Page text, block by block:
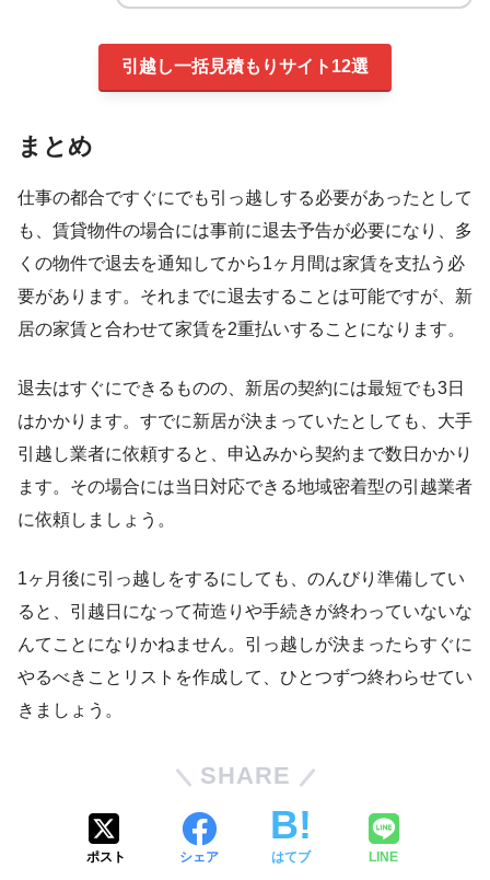
引越し一括見積もりサイト12選
まとめ
仕事の都合ですぐにでも引っ越しする必要があったとして
も、賃貸物件の場合には事前に退去予告が必要になり、多
くの物件で退去を通知してから1ヶ月間は家賃を支払う必
要があります。それまでに退去することは可能ですが、新
居の家賃と合わせて家賃を2重払いすることになります。
退去はすぐにできるものの、新居の契約には最短でも3日
はかかります。すでに新居が決まっていたとしても、大手
引越し業者に依頼すると、申込みから契約まで数日かかり
ます。その場合には当日対応できる地域密着型の引越業者
に依頼しましょう。
1ヶ月後に引っ越しをするにしても、のんびり準備してい
ると、引越日になって荷造りや手続きが終わっていないな
んてことになりかねません。引っ越しが決まったらすぐに
やるべきことリストを作成して、ひとつずつ終わらせてい
きましょう。
SHARE
ポスト シェア はてブ LINE